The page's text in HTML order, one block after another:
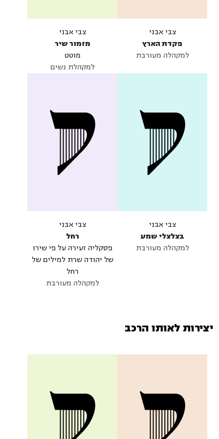
צבי אבני
פקדת הארץ
למקהלה מעורבת
צבי אבני
מזמור שיר
מוטט
למקהלת נשים
צבי אבני
בצלצלי שמע
למקהלה מעורבת
צבי אבני
רחל
פסקליה זעירה על פי שירו
של יהודה שרת למילים של
רחל
למקהלה מעורבת
יצירות לאותו הרכב